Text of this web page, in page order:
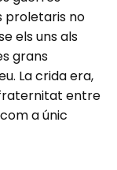
proletaris no
els uns als
grans
La crida era,
entre
a únic